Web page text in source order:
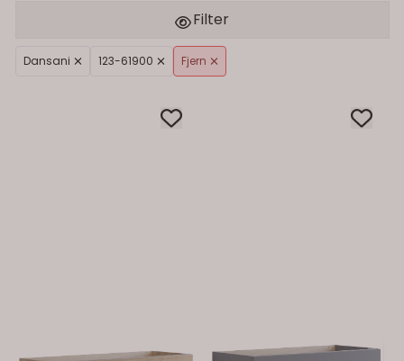
Filter
Dansani 123-61900 Fjern